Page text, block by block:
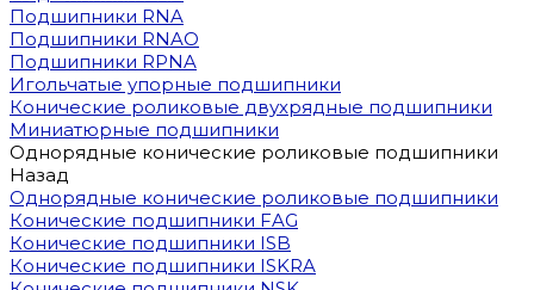
Подшипники RNA
Подшипники RNAO
Подшипники RPNA
Игольчатые упорные подшипники
Конические роликовые двухрядные подшипники
Миниатюрные подшипники
Однорядные конические роликовые подшипники
Назад
Однорядные конические роликовые подшипники
Конические подшипники FAG
Конические подшипники ISB
Конические подшипники ISKRA